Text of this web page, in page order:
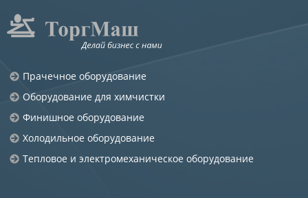
Прачечное оборудование
Оборудование для химчистки
Финишное оборудование
Холодильное оборудование
Тепловое и электромеханическое оборудование